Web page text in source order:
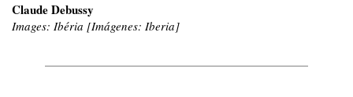
Claude Debussy
Images: Ibéria [Imágenes: Iberia]